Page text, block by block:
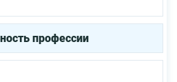
профессии